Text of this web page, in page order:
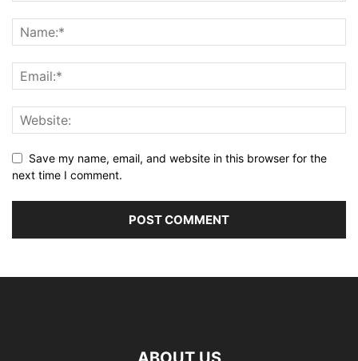
Save my name, email, and website in this browser for the
next time I comment.